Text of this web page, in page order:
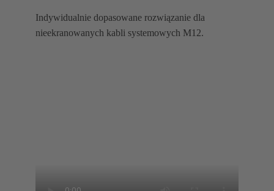
Indywidualnie dopasowane rozwiązanie dla
nieekranowanych kabli systemowych M12.